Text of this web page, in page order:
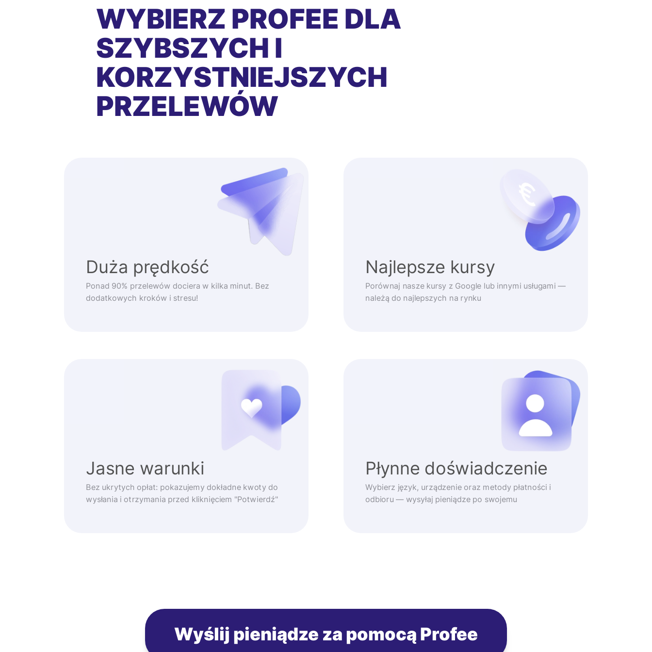
WYBIERZ PROFEE DLA
SZYBSZYCH I
KORZYSTNIEJSZYCH
PRZELEWÓW
Duża prędkość
Ponad 90% przelewów dociera w kilka minut. Bez
dodatkowych kroków i stresu!
Najlepsze kursy
Porównaj nasze kursy z Google lub innymi usługami —
należą do najlepszych na rynku
Jasne warunki
Bez ukrytych opłat: pokazujemy dokładne kwoty do
wysłania i otrzymania przed kliknięciem "Potwierdź"
Płynne doświadczenie
Wybierz język, urządzenie oraz metody płatności i
odbioru — wysyłaj pieniądze po swojemu
Wyślij pieniądze za pomocą Profee